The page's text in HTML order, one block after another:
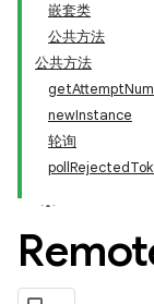
嵌套类
公共方法
公共方法
newInstance
轮询